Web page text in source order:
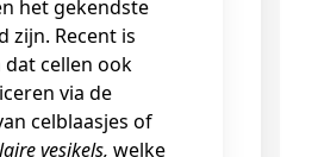
het gekendste
zijn. Recent is
dat cellen ook
via de
celblaasjes of
vesikels, welke